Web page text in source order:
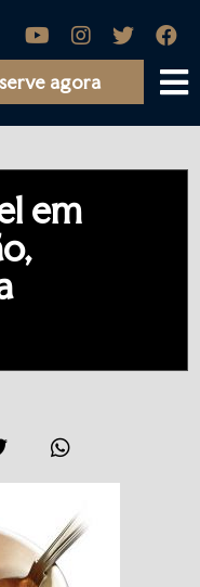
agora
em